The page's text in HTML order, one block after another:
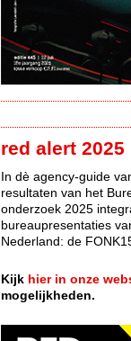
red alert 2025
In dè agency-guide
resultaten van het
onderzoek 2025
bureaupresentaties
Nederland: de
Kijk hier in onze
mogelijkheden.